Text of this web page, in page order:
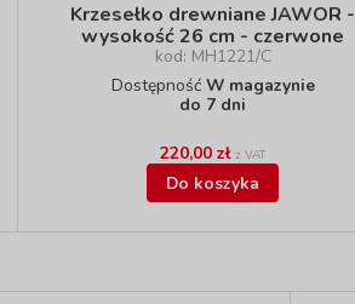
Krzesełko drewniane JAWOR -
wysokość 26 cm - czerwone
kod: MH1221/C
Dostępność W magazynie
do 7 dni
220,00 zł z VAT
Do koszyka